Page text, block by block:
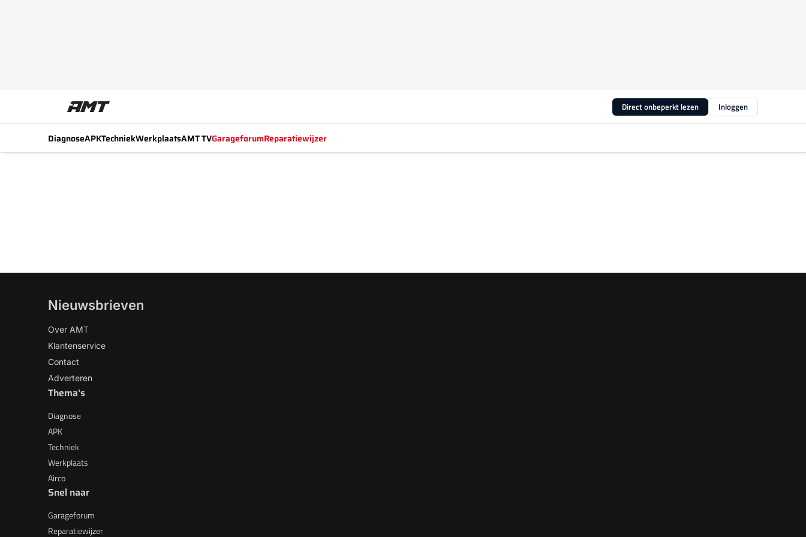
Direct onbeperkt lezen Inloggen
DiagnoseAPKTechniekWerkplaatsAMT TVGarageforumReparatiewijzer
Nieuwsbrieven
Over AMT
Klantenservice
Contact
Adverteren
Thema's
Diagnose
APK
Techniek
Werkplaats
Airco
Snel naar
Garageforum
Reparatiewijzer